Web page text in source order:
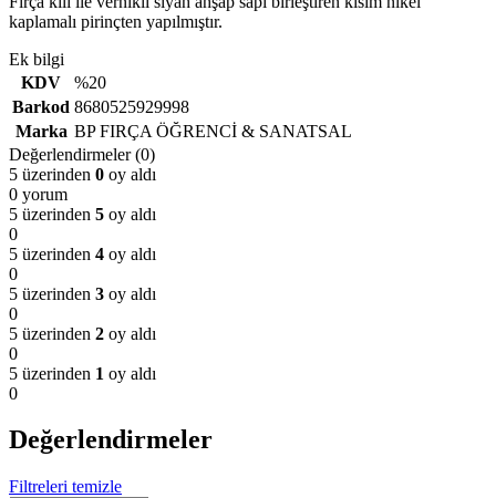
kaplamalı pirinçten yapılmıştır.
Ek bilgi
KDV
%20
Barkod 8680525929998
Marka BP FIRÇA ÖĞRENCİ & SANATSAL
Değerlendirmeler (0)
5 üzerinden 0 oy aldı
0 yorum
5 üzerinden 5 oy aldı
0
5 üzerinden 4 oy aldı
0
5 üzerinden 3 oy aldı
0
5 üzerinden 2 oy aldı
0
5 üzerinden 1 oy aldı
0
Değerlendirmeler
Filtreleri temizle